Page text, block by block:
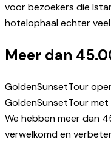
voor bezoekers die
hotelophaal echter
Meer dan
GoldenSunsetTour
GoldenSunsetTour
We hebben meer dan
verwelkomd en